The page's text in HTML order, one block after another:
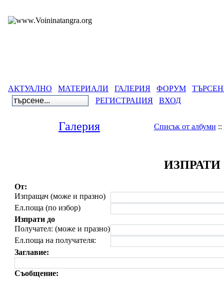
АКТУАЛНО МАТЕРИАЛИ ГАЛЕРИЯ ФОРУМ
РЕГИСТРАЦИЯ
ВХОД
Галерия Списък от албуми ::
От:
Изпращач (може и празно)
Ел.поща (по избор)
Изпрати до
Получател: (може и празно)
Ел.поща на получателя:
Заглавие:
Съобщение: